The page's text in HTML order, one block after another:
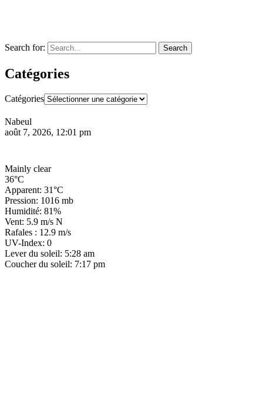
Search for: Search
Catégories
Catégories
Nabeul
août 7, 2026, 12:01 pm
Mainly clear
36°C
Apparent: 31°C
Pression: 1016 mb
Humidité: 81%
Vent: 5.9 m/s N
Rafales : 12.9 m/s
UV-Index: 0
Lever du soleil: 5:28 am
Coucher du soleil: 7:17 pm